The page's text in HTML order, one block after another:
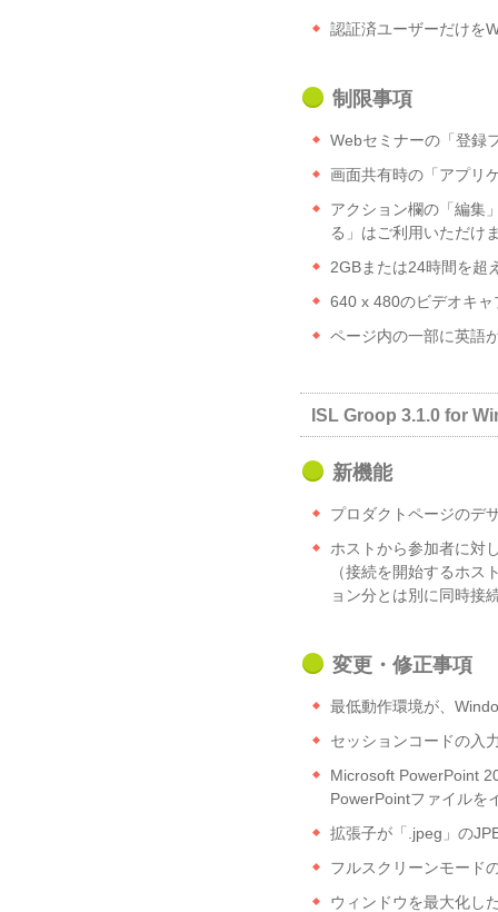
認証済ユーザーだけを
制限事項
Webセミナーの「登録
画面共有時の「アプリ
アクション欄の「編集
る」はご利用いただけ
2GBまたは24時間を超
640 x 480のビデオキ
ページ内の一部に英語
ISL Groop 3.1.0 for
新機能
プロダクトページのデ
ホストから参加者に対
（接続を開始するホ
ョン分とは別に同時接
変更・修正事項
最低動作環境が、
セッションコードの入
Microsoft PowerPoint
PowerPointファイルを
拡張子が「.jpeg」の
フルスクリーンモード
ウィンドウを最大化し